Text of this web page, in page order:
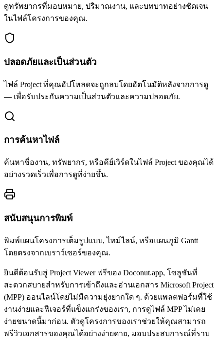
ดูทรัพยากรที่มอบหมาย, ปริมาณงาน, และบทบาทอย่างชัดเจน
ในไฟล์โครงการของคุณ.
ปลอดภัยและเป็นส่วนตัว
ไฟล์ Project ที่คุณอัปโหลดจะถูกลบโดยอัตโนมัติหลังจากการดู
— เพื่อรับประกันความเป็นส่วนตัวและความปลอดภัย.
การค้นหาไฟล์
ค้นหาชื่องาน, ทรัพยากร, หรือคีย์เวิร์ดในไฟล์ Project ของคุณได้
อย่างรวดเร็วเพื่อการดูที่ง่ายขึ้น.
สนับสนุนการพิมพ์
พิมพ์แผนโครงการเต็มรูปแบบ, ไทม์ไลน์, หรือแผนภูมิ Gantt
โดยตรงจากเบราว์เซอร์ของคุณ.
ยินดีต้อนรับสู่ Project Viewer ฟรีของ Doconut.app, โซลูชันที่
สะดวกสบายสำหรับการเข้าถึงและอ่านเอกสาร Microsoft Project
(MPP) ออนไลน์โดยไม่มีความยุ่งยากใด ๆ. ด้วยแพลตฟอร์มที่ใช้
งานง่ายและฟีเจอร์ที่แข็งแกร่งของเรา, การดูไฟล์ MPP ไม่เคย
ง่ายขนาดนี้มาก่อน. ตัวดูโครงการของเราช่วยให้คุณสามารถ
พรีวิวเอกสารของคุณได้อย่างง่ายดาย, มอบประสบการณ์ที่ราบ